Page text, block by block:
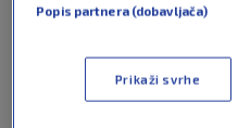
Popis partnera (dobavljača)
Prikaži svrhe